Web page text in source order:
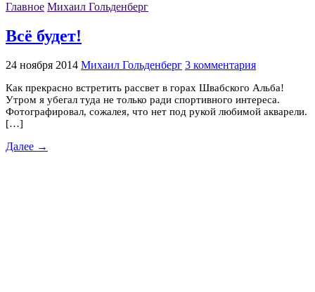
Главное Михаил Гольденберг
Всё будет!
24 ноября 2014 Михаил Гольденберг 3 комментария
Как прекрасно встретить рассвет в горах Швабского Альба!
Утром я убегал туда не только ради спортивного интереса.
Фотографировал, сожалея, что нет под рукой любимой акварели.
[…]
Далее →